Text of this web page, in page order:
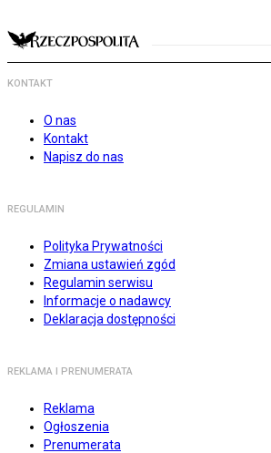
KONTAKT
O nas
Kontakt
Napisz do nas
REGULAMIN
Polityka Prywatności
Zmiana ustawień zgód
Regulamin serwisu
Informacje o nadawcy
Deklaracja dostępności
REKLAMA I PRENUMERATA
Reklama
Ogłoszenia
Prenumerata